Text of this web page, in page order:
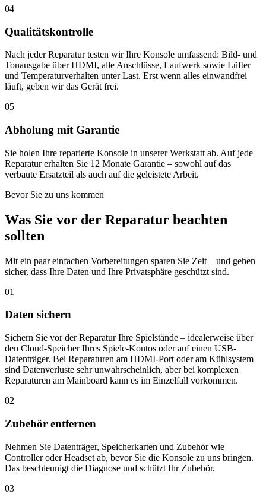
04
Qualitätskontrolle
Nach jeder Reparatur testen wir Ihre Konsole umfassend: Bild- und
Tonausgabe über HDMI, alle Anschlüsse, Laufwerk sowie Lüfter
und Temperaturverhalten unter Last. Erst wenn alles einwandfrei
läuft, geben wir das Gerät frei.
05
Abholung mit Garantie
Sie holen Ihre reparierte Konsole in unserer Werkstatt ab. Auf jede
Reparatur erhalten Sie 12 Monate Garantie – sowohl auf das
verbaute Ersatzteil als auch auf die geleistete Arbeit.
Bevor Sie zu uns kommen
Was Sie vor der Reparatur beachten
sollten
Mit ein paar einfachen Vorbereitungen sparen Sie Zeit – und gehen
sicher, dass Ihre Daten und Ihre Privatsphäre geschützt sind.
01
Daten sichern
Sichern Sie vor der Reparatur Ihre Spielstände – idealerweise über
den Cloud-Speicher Ihres Spiele-Kontos oder auf einen USB-
Datenträger. Bei Reparaturen am HDMI-Port oder am Kühlsystem
sind Datenverluste sehr unwahrscheinlich, aber bei komplexen
Reparaturen am Mainboard kann es im Einzelfall vorkommen.
02
Zubehör entfernen
Nehmen Sie Datenträger, Speicherkarten und Zubehör wie
Controller oder Headset ab, bevor Sie die Konsole zu uns bringen.
Das beschleunigt die Diagnose und schützt Ihr Zubehör.
03